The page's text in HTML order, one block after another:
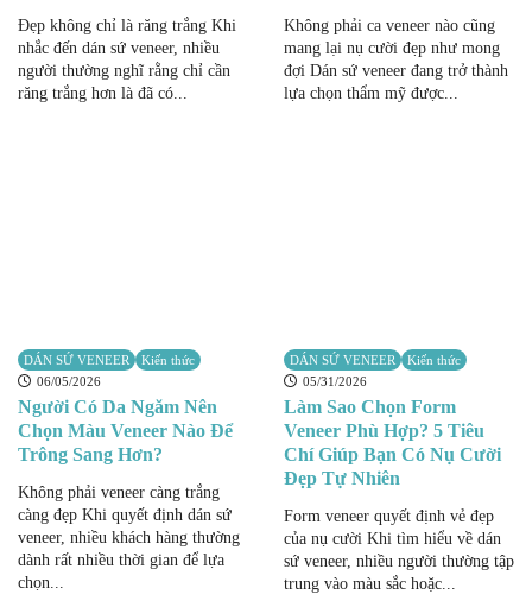
Đẹp không chỉ là răng trắng Khi
nhắc đến dán sứ veneer, nhiều
người thường nghĩ rằng chỉ cần
răng trắng hơn là đã có...
Không phải ca veneer nào cũng
mang lại nụ cười đẹp như mong
đợi Dán sứ veneer đang trở thành
lựa chọn thẩm mỹ được...
DÁN SỨ VENEER
Kiến thức
06/05/2026
Người Có Da Ngăm Nên
Chọn Màu Veneer Nào Để
Trông Sang Hơn?
Không phải veneer càng trắng
càng đẹp Khi quyết định dán sứ
veneer, nhiều khách hàng thường
dành rất nhiều thời gian để lựa
chọn...
DÁN SỨ VENEER
Kiến thức
05/31/2026
Làm Sao Chọn Form
Veneer Phù Hợp? 5 Tiêu
Chí Giúp Bạn Có Nụ Cười
Đẹp Tự Nhiên
Form veneer quyết định vẻ đẹp
của nụ cười Khi tìm hiểu về dán
sứ veneer, nhiều người thường tập
trung vào màu sắc hoặc...